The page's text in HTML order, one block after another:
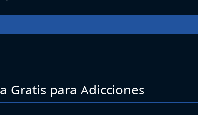
Gratis para Adicciones